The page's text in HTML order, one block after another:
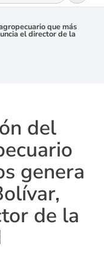
que más
el director de la
del
genera
de la